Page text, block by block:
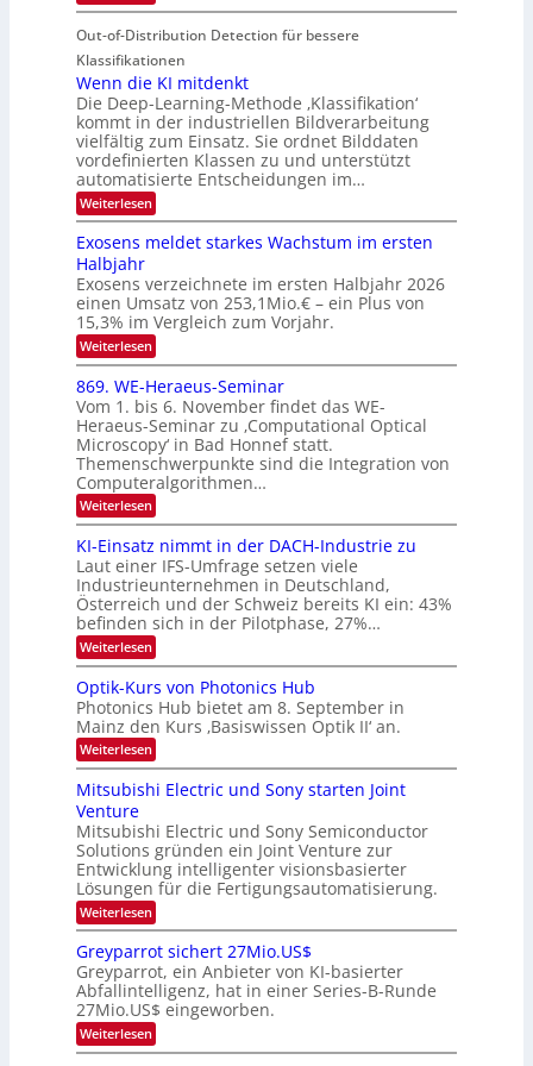
n
I
S
I
O
N
T
e
c
h
T
a
k
s
e
n
a
u
f
d
e
r
V
S
I
O
N
2
0
2
6
T
a
g
u
n
g
z
u
E
l
e
t
r
o
n
k
-
u
n
d
B
i
l
d
v
e
r
a
r
b
e
i
n
g
s
-
T
e
n
d
s
Out-of-Distribution Detection für bessere
Klassifikationen
Wenn die KI mitdenkt
Die Deep-Learning-Methode ‚Klassifikation‘
kommt in der industriellen Bildverarbeitung
vielfältig zum Einsatz. Sie ordnet Bilddaten
vordefinierten Klassen zu und unterstützt
automatisierte Entscheidungen im…
Weiterlesen:
W
n
d
i
e
K
I
m
i
t
d
e
n
k
t
Exosens meldet starkes Wachstum im ersten
Halbjahr
Exosens verzeichnete im ersten Halbjahr 2026
einen Umsatz von 253,1Mio.€ – ein Plus von
15,3% im Vergleich zum Vorjahr.
Weiterlesen:
E
x
o
s
e
n
s
m
e
l
d
e
t
s
t
a
r
k
e
W
a
c
h
s
u
i
m
e
r
s
t
e
n
H
a
l
b
j
a
869. WE-Heraeus-Seminar
Vom 1. bis 6. November findet das WE-
Heraeus-Seminar zu ‚Computational Optical
Microscopy‘ in Bad Honnef statt.
Themenschwerpunkte sind die Integration von
Computeralgorithmen…
Weiterlesen:
8
9
.
W
E
-
H
e
r
a
e
u
s
-
S
e
n
a
r
KI-Einsatz nimmt in der DACH-Industrie zu
Laut einer IFS-Umfrage setzen viele
Industrieunternehmen in Deutschland,
Österreich und der Schweiz bereits KI ein: 43%
befinden sich in der Pilotphase, 27%…
Weiterlesen:
K
-
E
i
n
s
t
n
m
m
t
i
n
d
e
r
D
A
C
H
Optik-Kurs von Photonics Hub
Photonics Hub bietet am 8. September in
Mainz den Kurs ‚Basiswissen Optik II‘ an.
Weiterlesen:
O
p
t
k
-
K
u
r
s
v
o
n
P
h
o
t
o
Mitsubishi Electric und Sony starten Joint
Venture
Mitsubishi Electric und Sony Semiconductor
Solutions gründen ein Joint Venture zur
Entwicklung intelligenter visionsbasierter
Lösungen für die Fertigungsautomatisierung.
Weiterlesen:
M
t
s
u
b
i
s
h
Greyparrot sichert 27Mio.US$
Greyparrot, ein Anbieter von KI-basierter
Abfallintelligenz, hat in einer Series-B-Runde
27Mio.US$ eingeworben.
Weiterlesen:
G